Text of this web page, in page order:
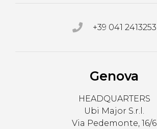
+39 041 2413253
Genova
HEADQUARTERS
Ubi Major S.r.l.
Via Pedemonte, 16/6